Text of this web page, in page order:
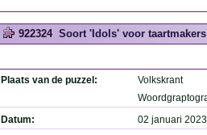
922324 Soort 'Idols' voor
Plaats van de puzzel:
Volkskrant
Datum:
02 januari